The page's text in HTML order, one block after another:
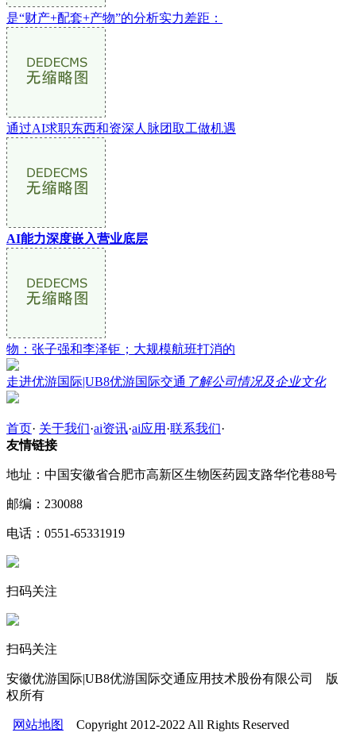
是“财产+配套+产物”的分析实力差距：
通过AI求职东西和资深人脉团取工做机遇
AI能力深度嵌入营业底层
物：张子强和李泽钜；大规模航班打消的
走进优游国际|UB8优游国际交通 了解公司情况及企业文化
首页· 关于我们·ai资讯·ai应用 ·联系我们·
友情链接
地址：中国安徽省合肥市高新区生物医药园支路华佗巷88号
邮编：230088
电话：0551-65331919
扫码关注
扫码关注
安徽优游国际|UB8优游国际交通应用技术股份有限公司 版
权所有
网站地图 Copyright 2012-2022 All Rights Reserved